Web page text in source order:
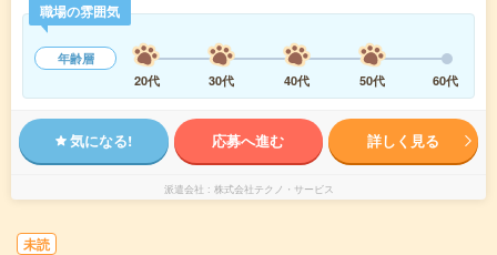
職場の雰囲気
年齢層
20代
30代 40代 50代 60代
気になる! 応募へ進む 詳しく見る
派遣会社 株式会社テクノ・サービス
未読